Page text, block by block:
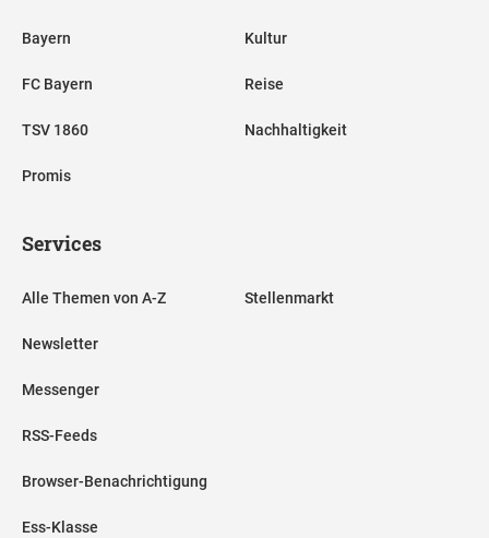
Bayern
FC Bayern
TSV 1860
Promis
Kultur
Reise
Nachhaltigkeit
Services
Alle Themen von A-Z
Newsletter
Messenger
RSS-Feeds
Browser-Benachrichtigung
Ess-Klasse
Stellenmarkt